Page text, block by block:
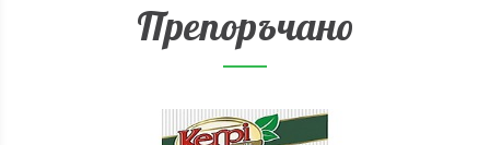
Препоръчано